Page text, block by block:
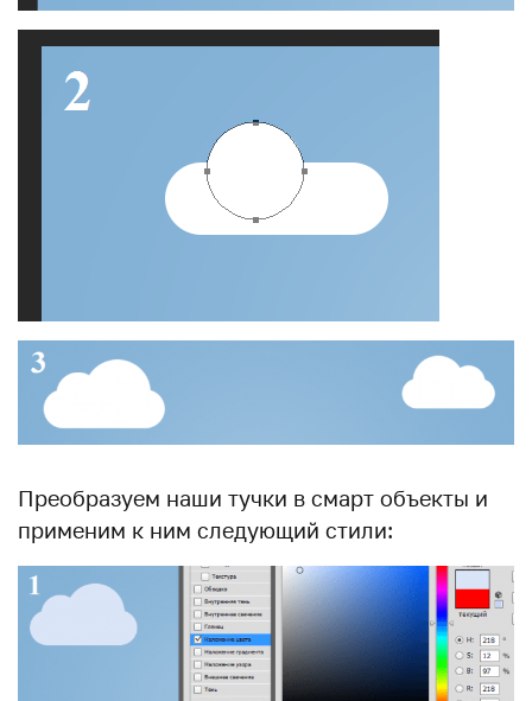
Преобразуем наши тучки в смарт объекты и
применим к ним следующий стили: